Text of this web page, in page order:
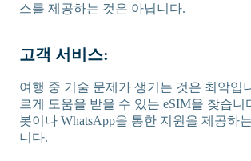
스를 제공하는 것은 아닙니다.
고객 서비스:
여행 중 기술 문제가 생기는 것은 최악입
르게 도움을 받을 수 있는 eSIM을 찾습니
봇이나 WhatsApp을 통한 지원을 제공하
니다.